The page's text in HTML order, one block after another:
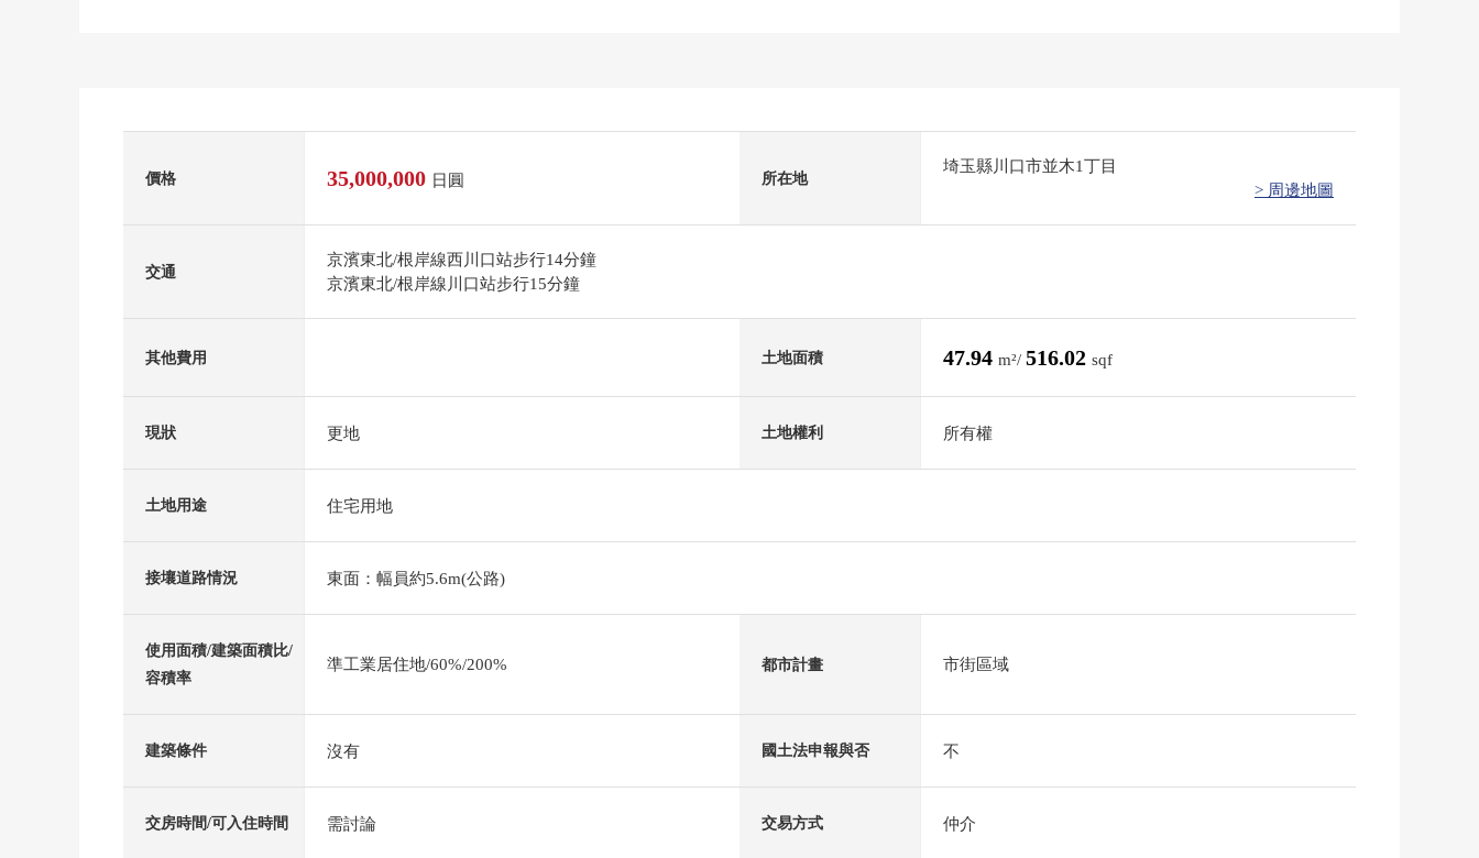
價格 35,000,000 日圓 所在地
埼玉縣川口市並木1丁目
> 周邊地圖
交通
京濱東北/根岸線西川口站步行14分鐘
京濱東北/根岸線川口站步行15分鐘
其他費用 土地面積 47.94 m²/ 516.02 sqf
現狀 更地 土地權利 所有權
土地用途 住宅用地
接壤道路情況 東面：幅員約5.6m(公路)
使用面積/建築面積比/
容積率
準工業居住地/60%/200% 都市計畫 市街區域
建築條件 沒有 國土法申報與否 不
交房時間/可入住時間 需討論 交易方式 仲介